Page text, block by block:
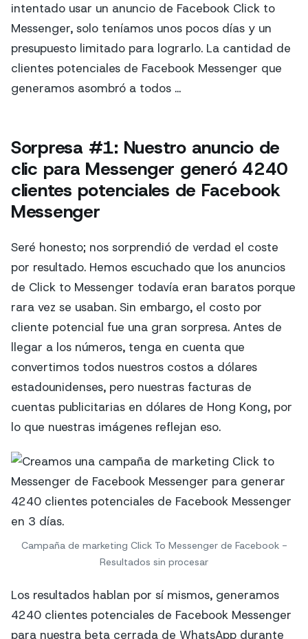
intentado usar un anuncio de Facebook Click to
Messenger, solo teníamos unos pocos días y un
presupuesto limitado para lograrlo. La cantidad de
clientes potenciales de Facebook Messenger que
generamos asombró a todos ...
Sorpresa #1: Nuestro anuncio de
clic para Messenger generó 4240
clientes potenciales de Facebook
Messenger
Seré honesto; nos sorprendió de verdad el coste
por resultado. Hemos escuchado que los anuncios
de Click to Messenger todavía eran baratos porque
rara vez se usaban. Sin embargo, el costo por
cliente potencial fue una gran sorpresa. Antes de
llegar a los números, tenga en cuenta que
convertimos todos nuestros costos a dólares
estadounidenses, pero nuestras facturas de
cuentas publicitarias en dólares de Hong Kong, por
lo que nuestras imágenes reflejan eso.
Campaña de marketing Click To Messenger de Facebook -
Resultados sin procesar
Los resultados hablan por sí mismos, generamos
4240 clientes potenciales de Facebook Messenger
para nuestra beta cerrada de WhatsApp durante